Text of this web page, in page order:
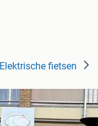
Elektrische fietsen